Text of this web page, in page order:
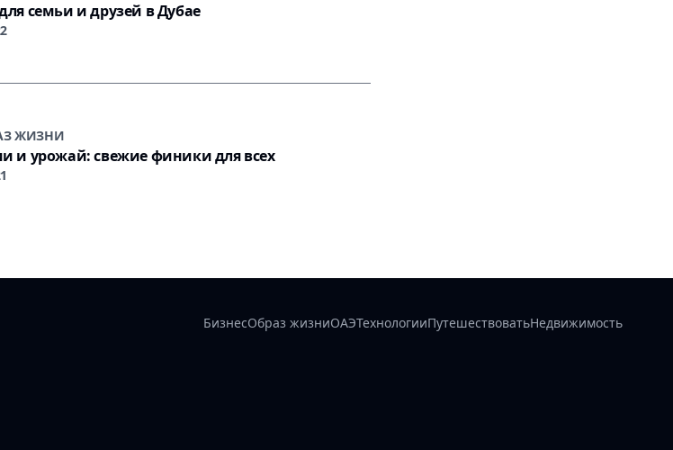
семьи и друзей в Дубае
ЖИЗНИ
и урожай: свежие финики для всех
БизнесОбраз жизниОАЭТехнологииПутешествоватьНедвижимость